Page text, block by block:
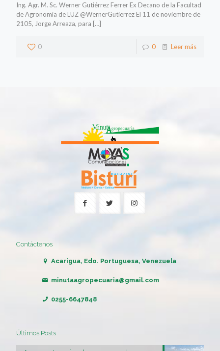
Ing. Agr. M. Sc. Werner Gutiérrez Ferrer Ex Decano de la Facultad
de Agronomía de LUZ @WernerGutierrez El 11 de noviembre de
2105, Jorge Arreaza, para […]
0 0 Leer más
Contáctenos
Acarigua, Edo. Portuguesa, Venezuela
minutaagropecuaria@gmail.com
0255-6647848
Últimos Posts